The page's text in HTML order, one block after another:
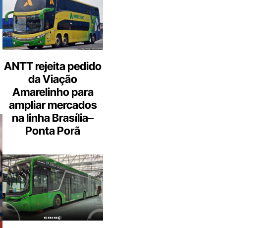
ANTT rejeita pedido
da Viação
Amarelinho para
ampliar mercados
na linha Brasília–
Ponta Porã